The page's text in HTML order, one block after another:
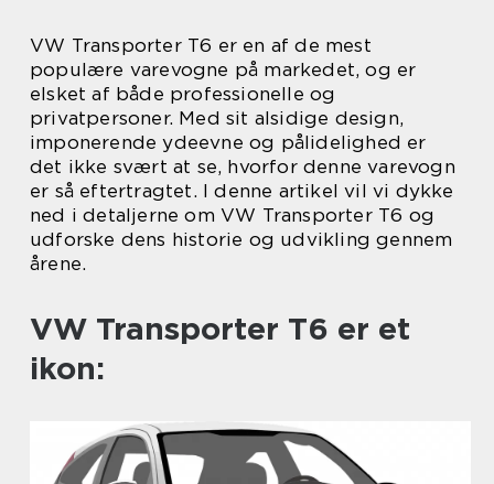
VW Transporter T6 er en af de mest
populære varevogne på markedet, og er
elsket af både professionelle og
privatpersoner. Med sit alsidige design,
imponerende ydeevne og pålidelighed er
det ikke svært at se, hvorfor denne varevogn
er så eftertragtet. I denne artikel vil vi dykke
ned i detaljerne om VW Transporter T6 og
udforske dens historie og udvikling gennem
årene.
VW Transporter T6 er et
ikon: